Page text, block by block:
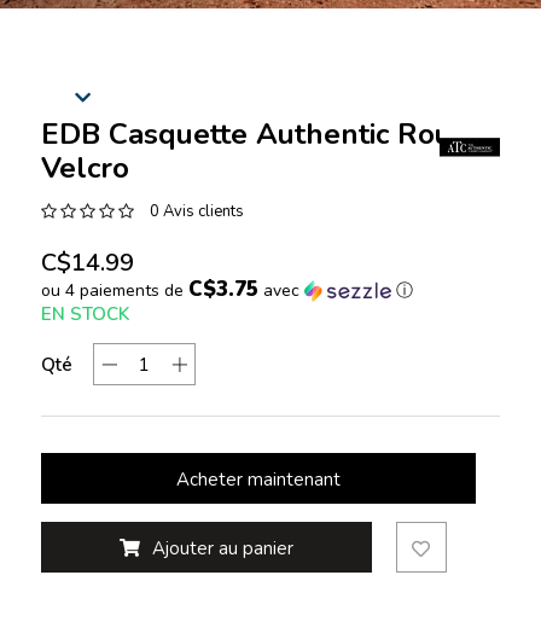
EDB Casquette Authentic Rouge
Velcro
0 Avis clients
C$14.99
ou 4 paiements de C$3.75 avec ⓘ
EN STOCK
Qté
Acheter maintenant
Ajouter au panier